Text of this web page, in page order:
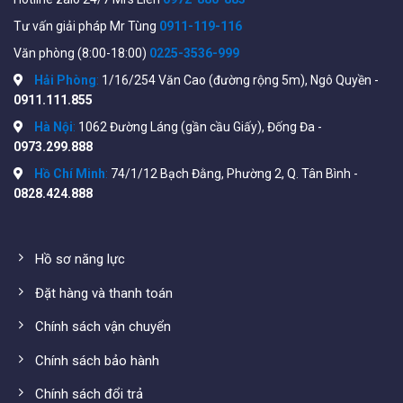
(BPDU) Guard • STP Root Guard • STP loopback
guard…
Tính năng QoS (Quality of Service): • Priority levels
Congestion avoidance • iSCSI traffic optimization
Tính năng quản lý : • Cisco Business Dashboard •
Cisco Business mobile app • Cisco Network Plug and
Private MIBs • Remote Monitoring (RMON)…
Thông số đầy đủ file
đây: https://www.cisco.com/c/en/us/products/
350-series-managed-switches/datasheet-c78-
Tư vấn giải pháp Mr Tùng 0911-119-116
Văn phòng (8:00-18:00) 0225-3536-999
Hải Phòng: 1/16/254 Văn Cao (đường rộng 5m), Ngô Quyền -
0911.111.855
Hà Nội: 1062 Đường Láng (gần cầu Giấy), Đống Đa -
0973.299.888
Hồ Chí Minh: 74/1/12 Bạch Đằng, Phường 2, Q. Tân Bình -
0828.424.888
Hồ sơ năng lực
Đặt hàng và thanh toán
Chính sách vận chuyển
Chính sách bảo hành
Chính sách đổi trả